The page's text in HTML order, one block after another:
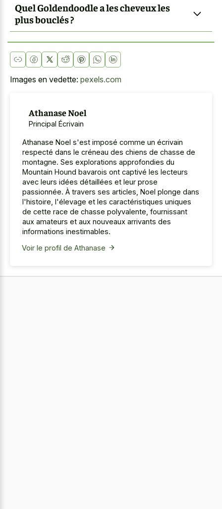
Quel Goldendoodle a les cheveux les
plus bouclés ?
Images en vedette: pexels.com
Athanase Noel
Principal Écrivain
Athanase Noel s'est imposé comme un écrivain
respecté dans le créneau des chiens de chasse de
montagne. Ses explorations approfondies du
Mountain Hound bavarois ont captivé les lecteurs
avec leurs idées détaillées et leur prose
passionnée. À travers ses articles, Noel plonge dans
l'histoire, l'élevage et les caractéristiques uniques
de cette race de chasse polyvalente, fournissant
aux amateurs et aux nouveaux arrivants des
informations inestimables.
Voir le profil de Athanase